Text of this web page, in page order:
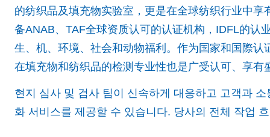
的纺织品及填充物实验室，更是在全球纺织行业中
备ANAB、TAF全球资质认可的认证机构，IDFL的认
生、机、环境、社会和动物福利。作为国家和国際
在填充物和纺织品的检测专业性也是广受认可、享有
현지 심사 및 검사 팀이 신속하게 대응하고 고객과
화 서비스를 제공할 수 있습니다. 당사의 전체 작업